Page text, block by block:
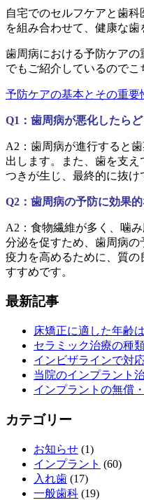
自宅でのセルフケアと歯
を組み合わせて、健康な歯
歯周病における予防ケア
でもご紹介しているのでこ
予防ケアの基本とその重要
Q1：歯周病が悪化したら
A2：歯周病が進行すると
出します。また、歯を支
つきが生じ、最終的に抜け
Q2：歯周病の予防に効果
A2：食物繊維が多く、噛
分泌を促すため、歯周病
疫力を高めるために、質
すすめです。
最新記事
床矯正に適した年齢は
セラミック治療の種
インビザラインで対
当院のインプラント
インプラントの無償
カテゴリー
お知らせ (1)
インプラント (60)
入れ歯 (17)
一般歯科 (19)